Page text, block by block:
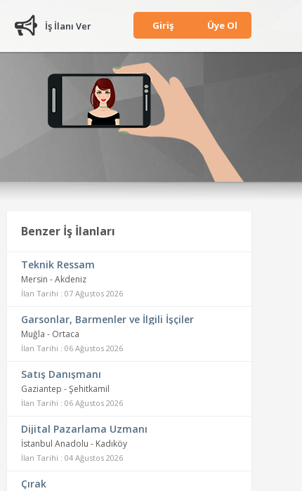
İş İlanı Ver Giriş Üye Ol
Benzer İş İlanları
Teknik Ressam
Mersin - Akdeniz
İlan Tarihi : 07 Ağustos 2026
Garsonlar, Barmenler ve İlgili İşçiler
Muğla - Ortaca
İlan Tarihi : 06 Ağustos 2026
Satış Danışmanı
Gaziantep - Şehitkamil
İlan Tarihi : 06 Ağustos 2026
Dijital Pazarlama Uzmanı
İstanbul Anadolu - Kadıköy
İlan Tarihi : 04 Ağustos 2026
Çırak